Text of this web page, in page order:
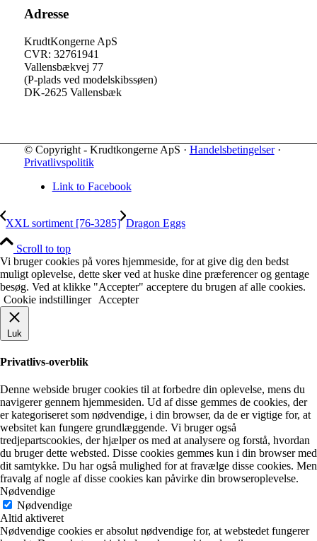
Adresse
KrudtKongerne ApS
CVR: 32761941
Vallensbækvej 77
(P-plads ved modelskibssøen)
DK-2625 Vallensbæk
© Copyright - Krudtkongerne ApS · Handelsbetingelser·
Privatlivspolitik
Link to Facebook
XXL sortiment [76-3285] Dragon Eggs
Scroll to top
Vi bruger cookies på vores hjemmeside, for at give dig den bedst
muligt oplevelse, dette sker ved at huske dine præferencer og gentage
besøg. Ved at klikke "Accepter" acceptere du brugen af alle cookies.
Cookie indstillinger
Accepter
Luk
Privatlivs-overblik
Denne webside bruger cookies til at forbedre din oplevelse, mens du
navigerer gennem hjemmesiden. Ud af disse gemmes de cookies, der
er kategoriseret som nødvendige, i din browser, da de er vigtige for, at
websitet kan fungere grundlæggende. Vi bruger også
tredjepartscookies, der hjælper os med at analysere og forstå, hvordan
du bruger dette websted. Disse cookies gemmes kun i din browser med
dit samtykke. Du har også mulighed for at fravælge disse cookies. Men
fravalg af nogle af disse cookies kan påvirke din browseroplevelse.
Nødvendige
Nødvendige
Altid aktiveret
Nødvendige cookies er absolut nødvendige for, at webstedet fungerer